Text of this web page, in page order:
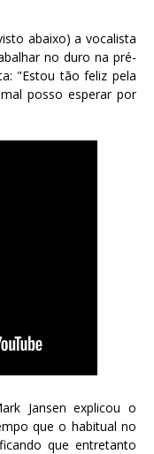
abaixo) a vocalista
no duro na pré-
"Estou tão feliz pela
posso esperar por
Jansen explicou o
que o habitual no
que entretanto